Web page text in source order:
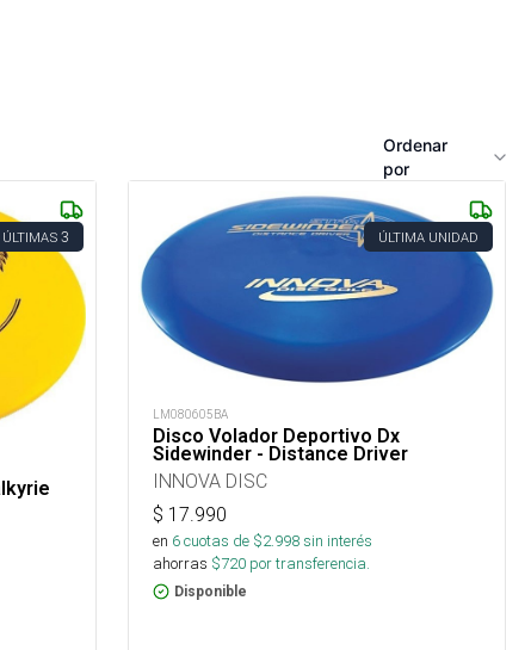
Ordenar
por
ÚLTIMAS 3 ÚLTIMA UNIDAD
LM080605BA
Disco Volador Deportivo Dx
Sidewinder - Distance Driver
INNOVA DISC
$ 17.990
en 6cuotas de $2.998sin interés
ahorras $720 por transferencia.
Disponible